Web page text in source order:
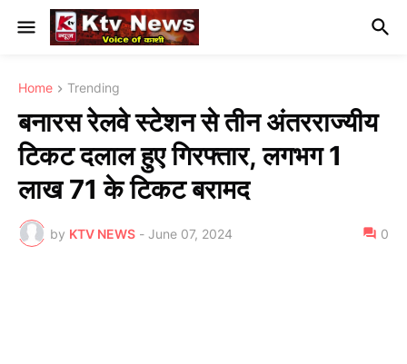
Home Trending
बनारस रेलवे स्टेशन से तीन अंतरराज्यीय
टिकट दलाल हुए गिरफ्तार, लगभग 1
लाख 71 के टिकट बरामद
by KTV NEWS - June 07, 2024 0